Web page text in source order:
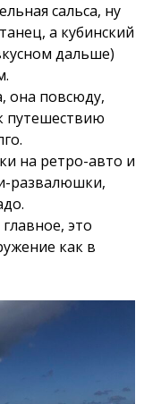
сальса, ну
а кубинский
дальше)
она повсюду,
путешествию
на ретро-авто и
развалюшки,
это
как в